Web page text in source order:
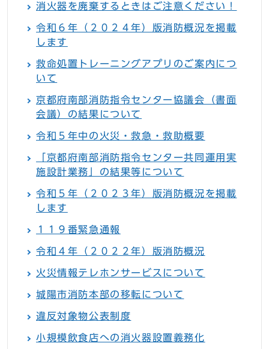
消火器を廃棄するときはご注意ください！
令和６年（２０２４年）版消防概況を掲載
します
救命処置トレーニングアプリのご案内につ
いて
京都府南部消防指令センター協議会（書面
会議）の結果について
令和５年中の火災・救急・救助概要
「京都府南部消防指令センター共同運用実
施設計業務」の結果等について
令和５年（２０２３年）版消防概況を掲載
します
１１９番緊急通報
令和４年（２０２２年）版消防概況
火災情報テレホンサービスについて
城陽市消防本部の移転について
違反対象物公表制度
小規模飲食店への消火器設置義務化